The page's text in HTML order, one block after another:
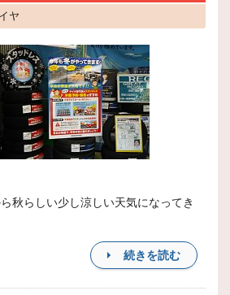
ヤ
秋らしい少し涼しい天気になってき
続きを読む